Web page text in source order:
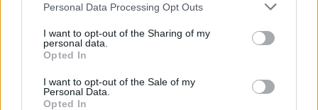
Personal Data Processing Opt Outs
I want to opt-out of the Sharing of my
personal data.
Opted In
I want to opt-out of the Sale of my
Personal Data.
Opted In